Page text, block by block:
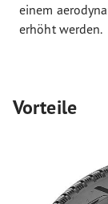
einem
erhöht werden.
Vorteile